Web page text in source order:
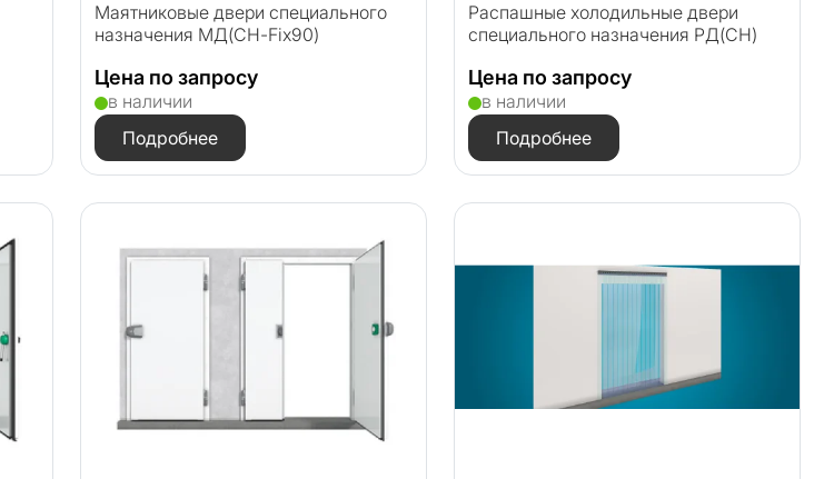
Маятниковые двери специального
назначения МД(СН-Fix90)
Цена по запросу
в наличии
Подробнее
Распашные холодильные двери
специального назначения РД(СН)
Цена по запросу
в наличии
Подробнее